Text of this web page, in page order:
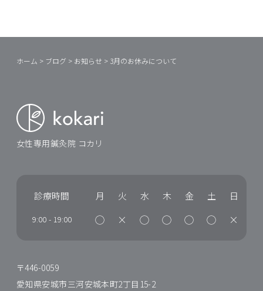
ホーム > ブログ > お知らせ > 3月のお休みについて
女性専用鍼灸院 コカリ
診療時間 月 火 水 木 金 土 日
9:00 - 19:00 ◯ × ◯ ◯ ◯ ◯ ×
〒446-0059
愛知県安城市三河安城本町2丁目15-2